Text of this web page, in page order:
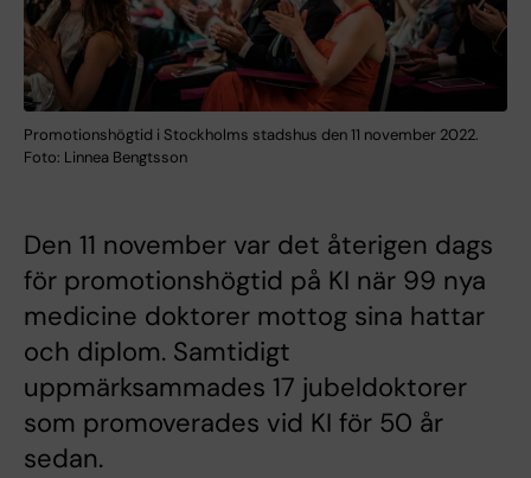
Promotionshögtid i Stockholms stadshus den 11 november 2022.
Foto: Linnea Bengtsson
Den 11 november var det återigen dags
för promotionshögtid på KI när 99 nya
medicine doktorer mottog sina hattar
och diplom. Samtidigt
uppmärksammades 17 jubeldoktorer
som promoverades vid KI för 50 år
sedan.